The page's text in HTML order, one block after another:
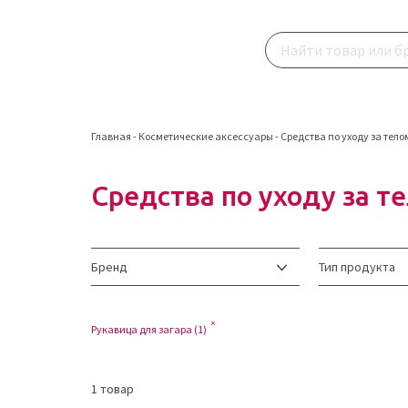
Главная - Косметические аксессуары - Средства по уходу за
Средства по уходу за
Бренд Тип продукта
Рукавица для загара (1)
1 товар